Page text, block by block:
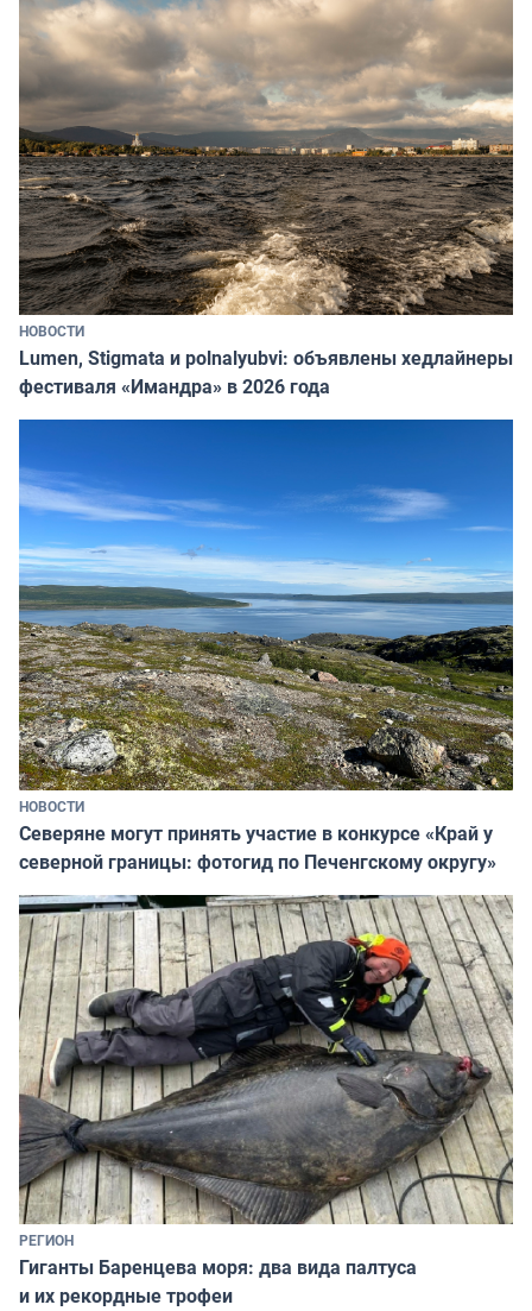
НОВОСТИ
Lumen, Stigmata и polnalyubvi: объявлены хедлайнеры
фестиваля «Имандра» в 2026 года
НОВОСТИ
Северяне могут принять участие в конкурсе «Край у
северной границы: фотогид по Печенгскому округу»
РЕГИОН
Гиганты Баренцева моря: два вида палтуса
и их рекордные трофеи